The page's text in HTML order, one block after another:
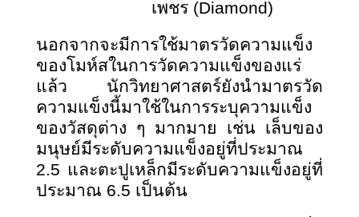
เพชร (Diamond)
นอกจากจะมีการใช้มาตรวัดความแข็ง
ของโมห์สในการวัดความแข็งของแร่
แล้ว นักวิทยาศาสตร์ยังนำมาตรวัด
ความแข็งนี้มาใช้ในการระบุความแข็ง
ของวัสดุต่าง ๆ มากมาย เช่น เล็บของ
มนุษย์มีระดับความแข็งอยู่ที่ประมาณ
2.5 และตะปูเหล็กมีระดับความแข็งอยู่ที่
ประมาณ 6.5 เป็นต้น